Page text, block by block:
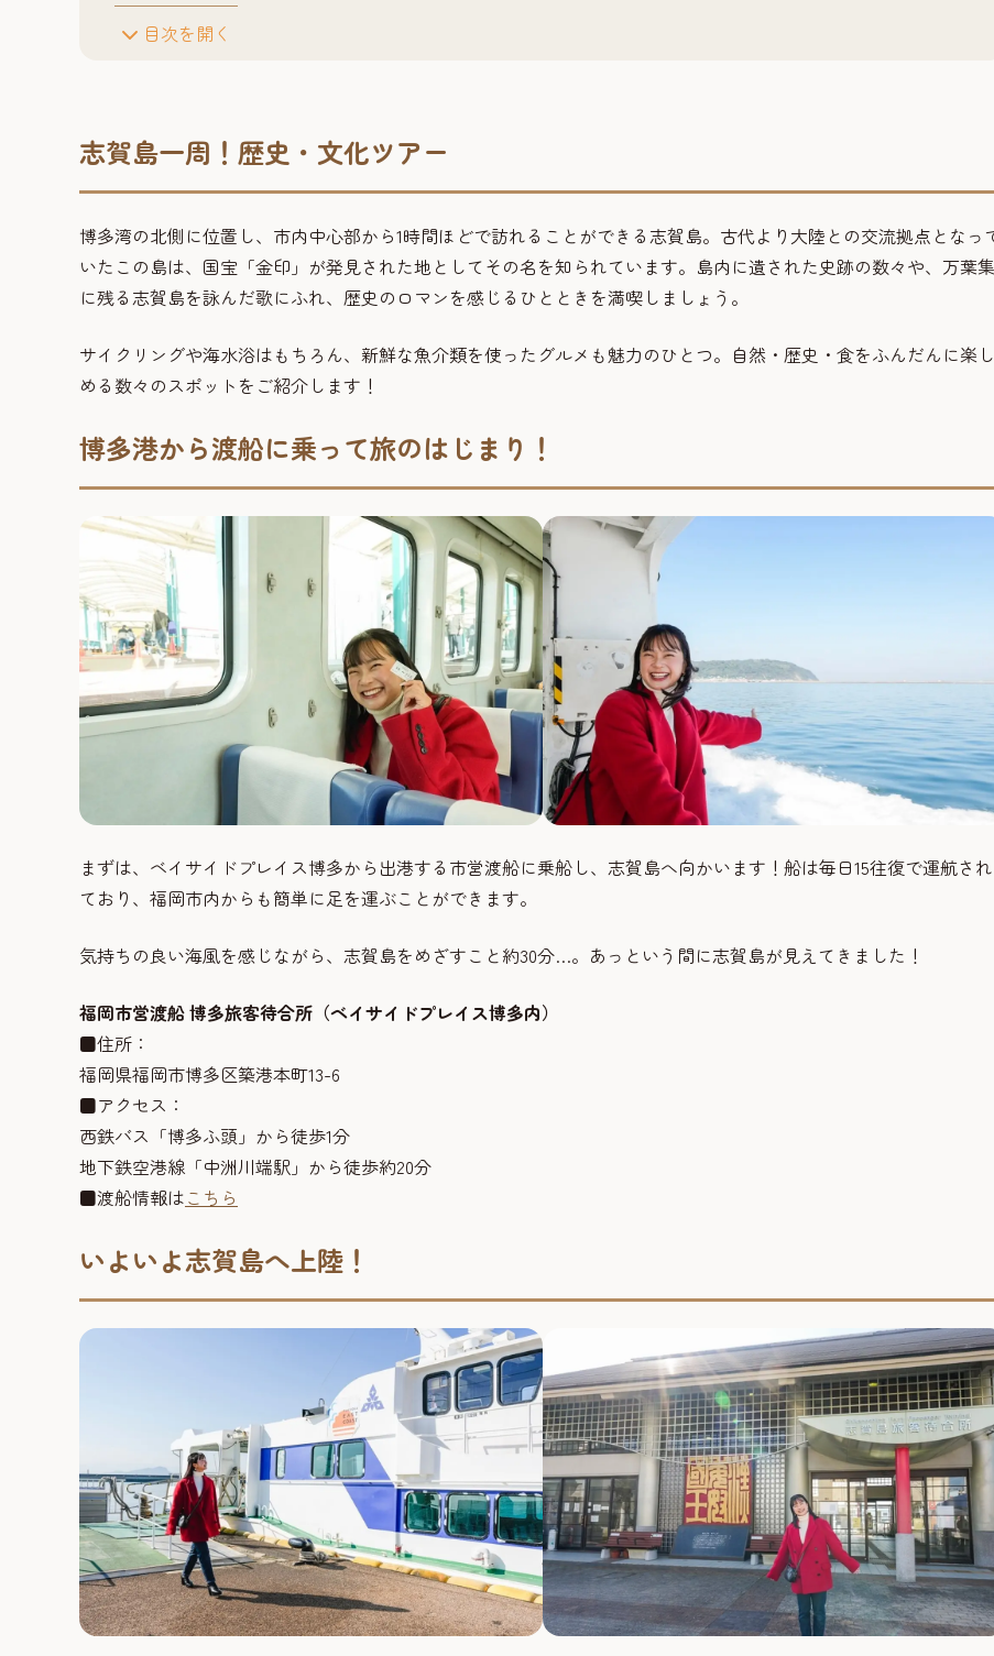
目次を開く
志賀島一周！歴史・文化ツアー
博多湾の北側に位置し、市内中心部から1時間ほどで訪れることができる志賀島。古代より大陸との交流拠点となっ
いたこの島は、国宝「金印」が発見された地としてその名を知られています。島内に遺された史跡の数々や、万葉集
に残る志賀島を詠んだ歌にふれ、歴史のロマンを感じるひとときを満喫しましょう。
サイクリングや海水浴はもちろん、新鮮な魚介類を使ったグルメも魅力のひとつ。自然・歴史・食をふんだんに楽し
める数々のスポットをご紹介します！
博多港から渡船に乗って旅のはじまり！
まずは、ベイサイドプレイス博多から出港する市営渡船に乗船し、志賀島へ向かいます！船は毎日15往復で運航され
ており、福岡市内からも簡単に足を運ぶことができます。
気持ちの良い海風を感じながら、志賀島をめざすこと約30分…。あっという間に志賀島が見えてきました！
福岡市営渡船 博多旅客待合所（ベイサイドプレイス博多内）
■住所：
福岡県福岡市博多区築港本町13-6
■アクセス：
西鉄バス「博多ふ頭」から徒歩1分
地下鉄空港線「中洲川端駅」から徒歩約20分
■渡船情報はこちら
いよいよ志賀島へ上陸！